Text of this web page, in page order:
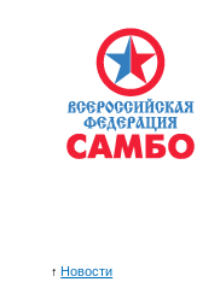
↑ Новости